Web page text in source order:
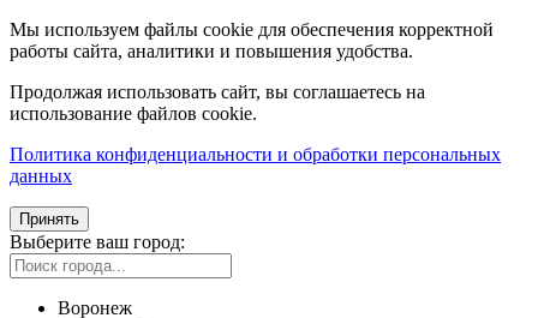
Мы используем файлы cookie для обеспечения корректной
работы сайта, аналитики и повышения удобства.
Продолжая использовать сайт, вы соглашаетесь на
использование файлов cookie.
Политика конфиденциальности и обработки персональных
данных
Принять
Выберите ваш город:
Воронеж